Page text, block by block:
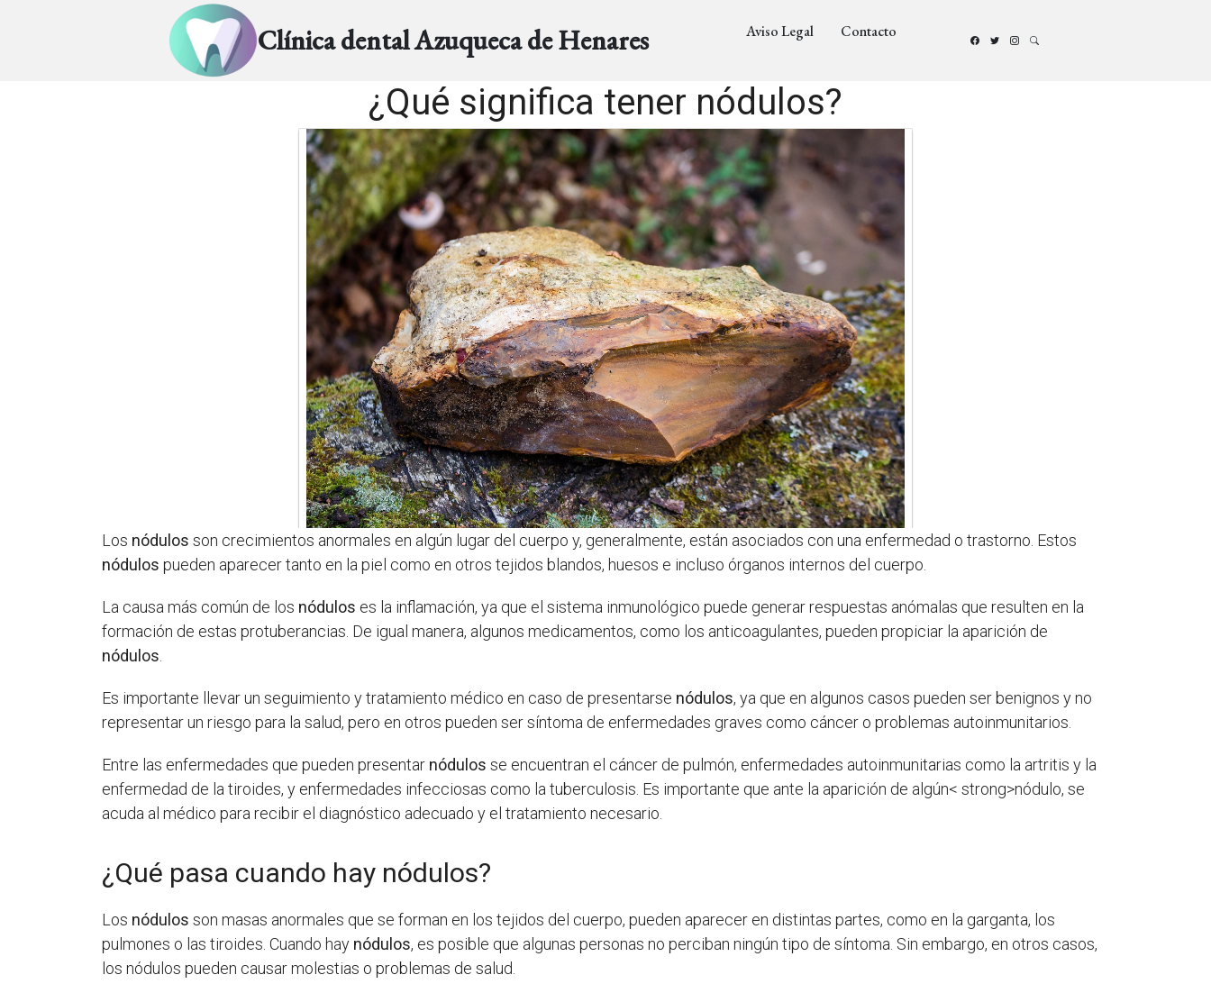
Clínica dental Azuqueca de Henares Aviso Legal Contacto
¿Qué significa tener nódulos?
Los nódulos son crecimientos anormales en algún lugar del cuerpo y, generalmente, están asociados con una enfermedad o trastorno. Estos
nódulos pueden aparecer tanto en la piel como en otros tejidos blandos, huesos e incluso órganos internos del cuerpo.
La causa más común de los nódulos es la inflamación, ya que el sistema inmunológico puede generar respuestas anómalas que resulten en la
formación de estas protuberancias. De igual manera, algunos medicamentos, como los anticoagulantes, pueden propiciar la aparición de
nódulos
Es importante llevar un seguimiento y tratamiento médico en caso de presentarse nódulos, ya que en algunos casos pueden ser benignos y no
representar un riesgo para la salud, pero en otros pueden ser síntoma de enfermedades graves como cáncer o problemas autoinmunitarios.
Entre las enfermedades que pueden presentar nódulos se encuentran el cáncer de pulmón, enfermedades autoinmunitarias como la artritis y la
enfermedad de la tiroides, y enfermedades infecciosas como la tuberculosis. Es importante que ante la aparición de algún< strong>nódulo, se
acuda al médico para recibir el diagnóstico adecuado y el tratamiento necesario.
¿Qué pasa cuando hay nódulos?
Los nódulos son masas anormales que se forman en los tejidos del cuerpo, pueden aparecer en distintas partes, como en la garganta, los
pulmones o las tiroides. Cuando hay nódulos, es posible que algunas personas no perciban ningún tipo de síntoma. Sin embargo, en otros casos,
los nódulos pueden causar molestias o problemas de salud.